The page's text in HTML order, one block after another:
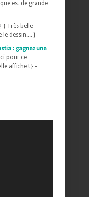
est de grande
{ Très belle
dessin.... } –
: gagnez une
pour ce
affiche ! } –